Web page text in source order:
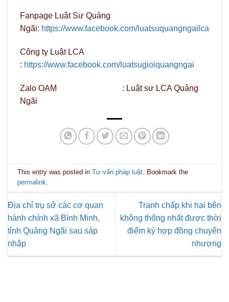
Fanpage Luật Sư Quảng
Ngãi: https://www.facebook.com/luatsuquangngailca
Công ty Luật LCA
: https://www.facebook.com/luatsugioiquangngai
Zalo OAM : Luật sư LCA Quảng
Ngãi
This entry was posted inTư vấn pháp luật. Bookmark the
permalink.
Địa chỉ trụ sở các cơ quan
hành chính xã Bình Minh,
tỉnh Quảng Ngãi sau sáp
nhập
Tranh chấp khi hai bên
không thống nhất được thời
điểm ký hợp đồng chuyển
nhượng